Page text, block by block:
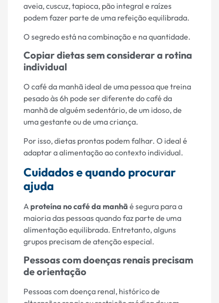
aveia, cuscuz, tapioca, pão integral e raízes
podem fazer parte de uma refeição equilibrada.
O segredo está na combinação e na quantidade.
Copiar dietas sem considerar a rotina
individual
O café da manhã ideal de uma pessoa que treina
pesado às 6h pode ser diferente do café da
manhã de alguém sedentário, de um idoso, de
uma gestante ou de uma criança.
Por isso, dietas prontas podem falhar. O ideal é
adaptar a alimentação ao contexto individual.
Cuidados e quando procurar
ajuda
Aproteína no café da manhã é segura para a
maioria das pessoas quando faz parte de uma
alimentação equilibrada. Entretanto, alguns
grupos precisam de atenção especial.
Pessoas com doenças renais precisam
de orientação
Pessoas com doença renal, histórico de